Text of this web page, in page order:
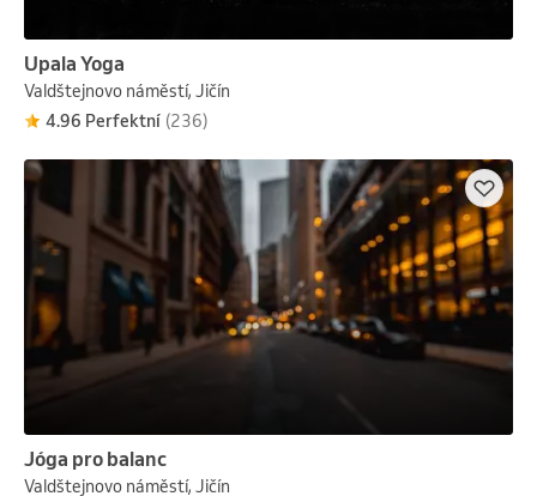
Upala Yoga
Valdštejnovo náměstí, Jičín
4.96 Perfektní (236)
Jóga pro balanc
Valdštejnovo náměstí, Jičín